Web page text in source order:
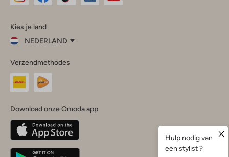
InstagramFacebook
Kies je land
NEDERLAND
je
land
Nederland
Belgique(Français)
Deutschland
Verzendmethodes
Download onze Omoda app